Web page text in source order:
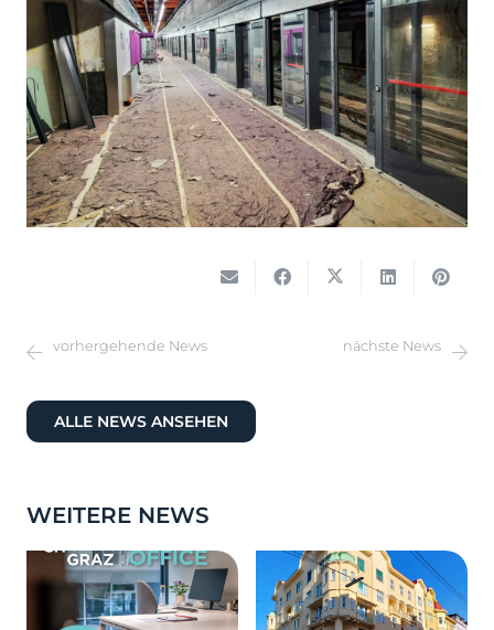
vorhergehende News nächste News
ALLE NEWS ANSEHEN
WEITERE NEWS